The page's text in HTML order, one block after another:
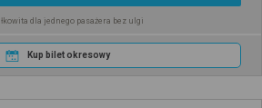
dla jednego pasażera bez ulgi
Kup bilet okresowy